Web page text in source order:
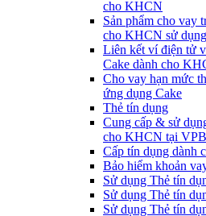
cho KHCN
Sản phẩm cho vay
cho KHCN sử
Liên kết ví điện tử
Cake dành cho
Cho vay hạn mức
ứng dụng Cake
Thẻ tín dụng
Cung cấp & sử
cho KHCN tại
Cấp tín dụng dành
Bảo hiểm khoản
Sử dụng Thẻ tín
Sử dụng Thẻ tín
Sử dụng Thẻ tín